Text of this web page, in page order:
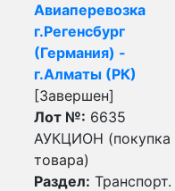
Авиаперевозка
г.Регенсбург
(Германия) -
г.Алматы (РК)
[Завершен]
Лот №: 6635
АУКЦИОН (покупка
товара)
Раздел: Транспорт.